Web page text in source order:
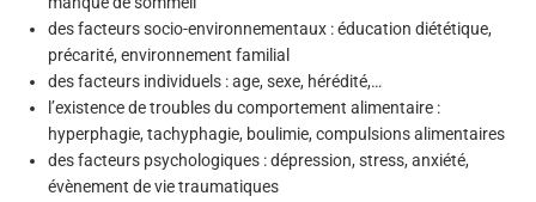
des facteurs socio-environnementaux : éducation diététique,
précarité, environnement familial
des facteurs individuels : age, sexe, hérédité,…
l’existence de troubles du comportement alimentaire :
hyperphagie, tachyphagie, boulimie, compulsions alimentaires
des facteurs psychologiques : dépression, stress, anxiété,
évènement de vie traumatiques